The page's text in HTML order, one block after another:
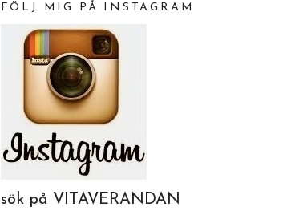
FÖLJ MIG PÅ INSTAGRAM
sök på VITAVERANDAN